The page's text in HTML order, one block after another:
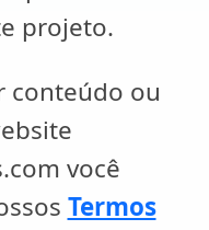
projeto.
conteúdo ou
você
Termos